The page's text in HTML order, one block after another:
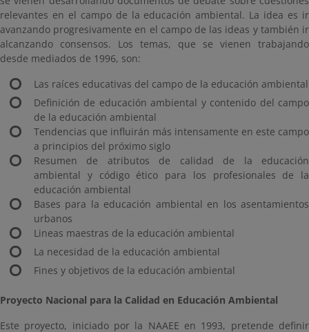
relevantes en el campo de la educación ambiental. La idea es ir
avanzando progresivamente en el campo de las ideas y también ir
alcanzando consensos. Los temas, que se vienen trabajando
desde mediados de 1996, son:
Las raíces educativas del campo de la educación ambiental
Definición de educación ambiental y contenido del campo
de la educación ambiental
Tendencias que influirán más intensamente en este campo
a principios del próximo siglo
Resumen de atributos de calidad de la educación
ambiental y código ético para los profesionales de la
educación ambiental
Bases para la educación ambiental en los asentamientos
urbanos
Lineas maestras de la educación ambiental
La necesidad de la educación ambiental
Fines y objetivos de la educación ambiental
Proyecto Nacional para la Calidad en Educación Ambiental
Este proyecto, iniciado por la NAAEE en 1993, pretende definir